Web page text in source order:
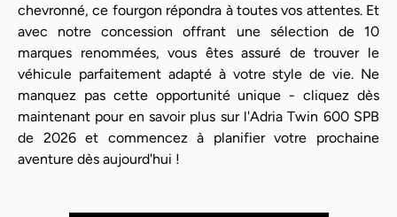
chevronné, ce fourgon répondra à toutes vos attentes. Et
avec notre concession offrant une sélection de 10
marques renommées, vous êtes assuré de trouver le
véhicule parfaitement adapté à votre style de vie. Ne
manquez pas cette opportunité unique - cliquez dès
maintenant pour en savoir plus sur l'Adria Twin 600 SPB
de 2026 et commencez à planifier votre prochaine
aventure dès aujourd'hui !